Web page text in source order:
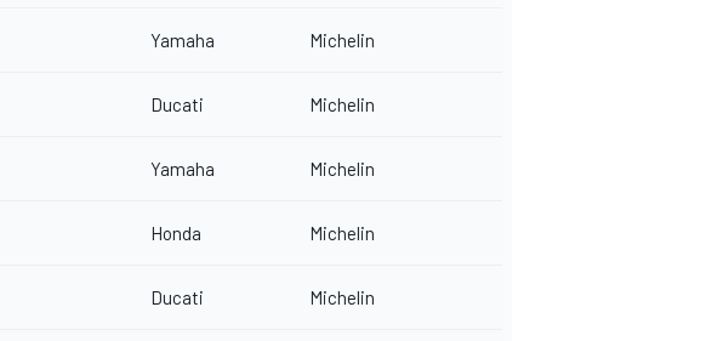
Yamaha Michelin
Ducati Michelin
Yamaha Michelin
Honda Michelin
Ducati Michelin